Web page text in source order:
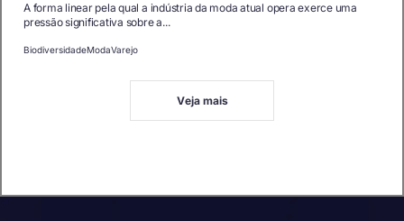
A forma linear pela qual a indústria da moda atual opera exerce uma
pressão significativa sobre a...
BiodiversidadeModaVarejo
Veja mais